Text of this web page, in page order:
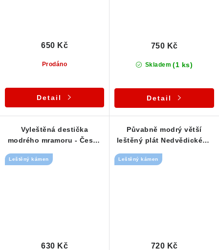
Prodáno
650 Kč
Detail
Skladem (1 ks)
750 Kč
Detail
Vyleštěná destička
modrého mramoru - Český
Leštěný kámen
630 Kč
Půvabně modrý větší
leštěný plát Nedvědického
Leštěný kámen
720 Kč